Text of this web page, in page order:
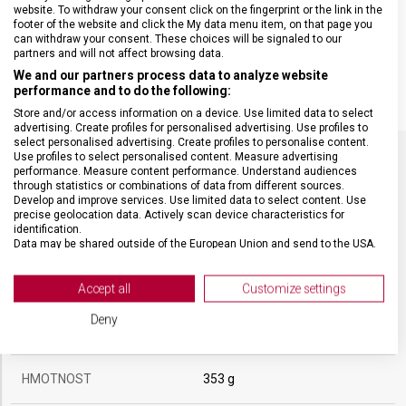
• bit Torx 8
• bit Torx 10
• bit Torx 15
SPECIFIKACE PRODUKTU
DRUH ZBOŽÍ Kapesní nože
HMOTNOST 353 g
website. To withdraw your consent click on the fingerprint or the link in the
footer of the website and click the My data menu item, on that page you
can withdraw your consent. These choices will be signaled to our
partners and will not affect browsing data.
We and our partners process data to analyze website
performance and to do the following:
Store and/or access information on a device. Use limited data to select
advertising. Create profiles for personalised advertising. Use profiles to
select personalised advertising. Create profiles to personalise content.
Use profiles to select personalised content. Measure advertising
performance. Measure content performance. Understand audiences
through statistics or combinations of data from different sources.
Develop and improve services. Use limited data to select content. Use
precise geolocation data. Actively scan device characteristics for
identification.
Data may be shared outside of the European Union and send to the USA.
View Partner List (2 IAB Vendors)
We use your data for the following purposes:
Accept all Customize settings
Deny